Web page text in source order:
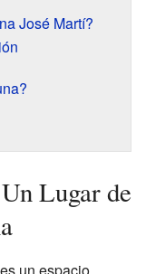
José Martí?
Lugar de
un espacio